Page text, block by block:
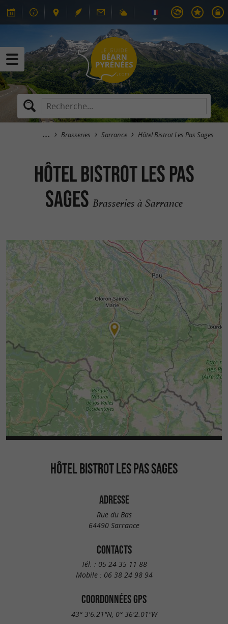
Brasseries Sarrance Hôtel Bistrot Les Pas Sages
Hôtel Bistrot Les Pas
Sages Brasseries à Sarrance
HÔTEL BISTROT LES PAS SAGES
ADRESSE
Rue du Bas
64490 Sarrance
CONTACTS
Tél. : 05 24 35 11 88
Mobile : 06 38 24 98 94
COORDONNÉES GPS
43° 3'6.21"N, 0° 36'2.01"W